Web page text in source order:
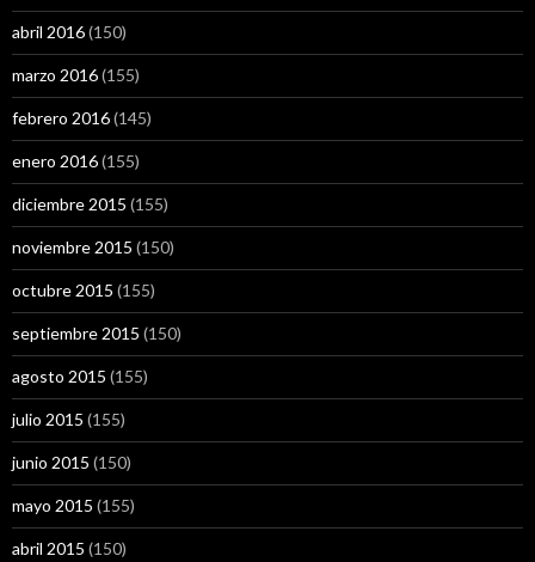
abril 2016(150)
marzo 2016(155)
febrero 2016(145)
enero 2016(155)
diciembre 2015 (155)
noviembre 2015 (150)
octubre 2015 (155)
septiembre 2015 (150)
agosto 2015 (155)
julio 2015 (155)
junio 2015 (150)
mayo 2015 (155)
abril 2015 (150)